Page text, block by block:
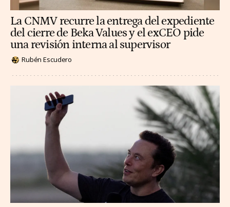
La CNMV recurre la entrega del expediente
del cierre de Beka Values y el exCEO pide
una revisión interna al supervisor
Rubén Escudero